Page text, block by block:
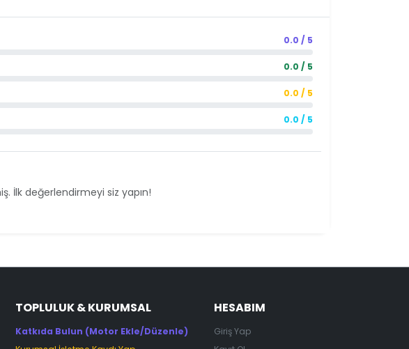
0.0 / 5
0.0 / 5
0.0 / 5
0.0 / 5
İlk değerlendirmeyi siz yapın!
TOPLULUK & KURUMSAL
Katkıda Bulun (Motor Ekle/Düzenle)
HESABIM
Giriş Yap